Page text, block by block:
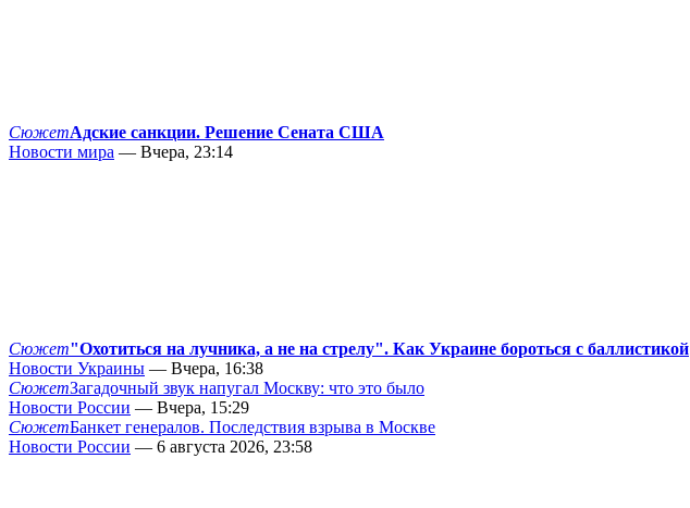
СюжетАдские санкции. Решение Сената США
Новости мира — Вчера, 23:14
Сюжет"Охотиться на лучника, а не на стрелу". Как Украине бороться с баллистикой
Новости Украины — Вчера, 16:38
СюжетЗагадочный звук напугал Москву: что это было
Новости России — Вчера, 15:29
СюжетБанкет генералов. Последствия взрыва в Москве
Новости России — 6 августа 2026, 23:58